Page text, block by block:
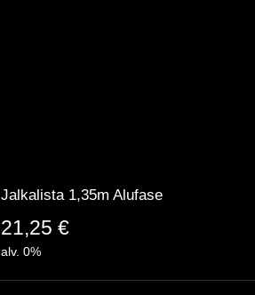
Jalkalista 1,35m Alufase
21,25 €
alv. 0%